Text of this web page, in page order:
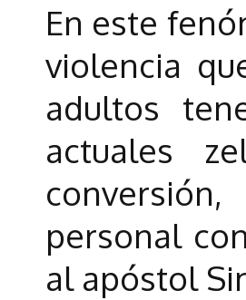
En este
violencia
adultos
actuales
personal
al apóstol